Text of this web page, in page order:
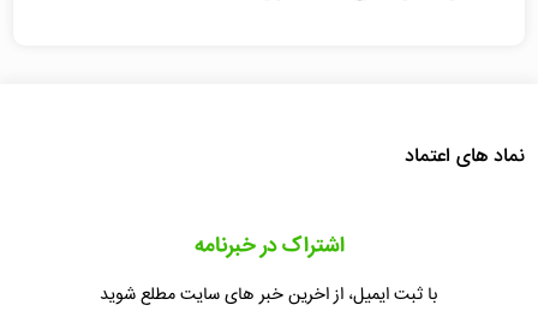
نماد های اعتماد
اشتراک در خبرنامه
با ثبت ایمیل، از اخرین خبر های سایت مطلع شوید